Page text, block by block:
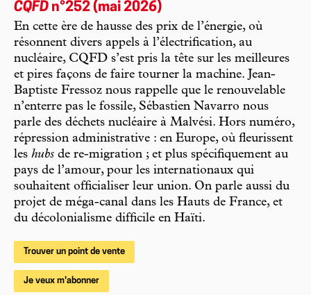
CQFD n°252 (mai 2026)
En cette ère de hausse des prix de l’énergie, où
résonnent divers appels à l’électrification, au
nucléaire, CQFD s’est pris la tête sur les meilleures
et pires façons de faire tourner la machine. Jean-
Baptiste Fressoz nous rappelle que le renouvelable
n’enterre pas le fossile, Sébastien Navarro nous
parle des déchets nucléaire à Malvési. Hors numéro,
répression administrative : en Europe, où fleurissent
les hubs de re-migration ; et plus spécifiquement au
pays de l’amour, pour les internationaux qui
souhaitent officialiser leur union. On parle aussi du
projet de méga-canal dans les Hauts de France, et
du décolonialisme difficile en Haïti.
Trouver un point de vente
Je veux m'abonner